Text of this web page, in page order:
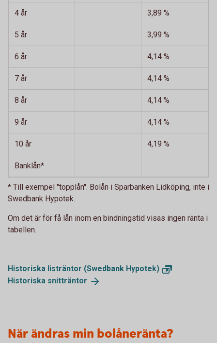
4 år 3,89 %
5 år 3,99 %
6 år 4,14 %
7 år 4,14 %
8 år 4,14 %
9 år 4,14 %
10 år 4,19 %
Banklån*
* Till exempel "topplån". Bolån i Sparbanken Lidköping, inte i
Swedbank Hypotek.
Om det är för få lån inom en bindningstid visas ingen ränta i
tabellen.
Historiska listräntor (Swedbank Hypotek)
Historiska snitträntor
När ändras min bolåneränta?